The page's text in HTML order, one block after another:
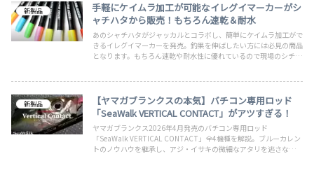
新製品
手軽にケイムラ加工が可能なイレグイマーカーがシ
ャチハタから販売！もちろん速乾＆耐水
あのシャチハタがジャッカルとコラボし、簡単にケイムラ加工がで
きるイレグイマーカーを発売。釣果を伸ばしたい方には必見の商品
となります。もちろん速乾や耐水性に優れているので現場のシチュ
新製品
【ヤマガブランクスの本気】バチコン専用ロッド
「SeaWalk VERTICAL CONTACT」がアツすぎる！
ヤマガブランクス2026年4月発売のバチコン専用ロッド
「SeaWalk VERTICAL CONTACT」全4機種を解説。ブルーカレン
トのノウハウを継承し、アジ・イサキの微細なアタリを逃さない感